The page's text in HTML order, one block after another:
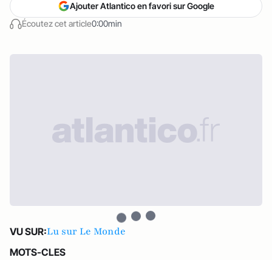
Écoutez cet article0:00min
Ajouter Atlantico en favori sur Google
VU SUR:Lu sur Le Monde
MOTS-CLES